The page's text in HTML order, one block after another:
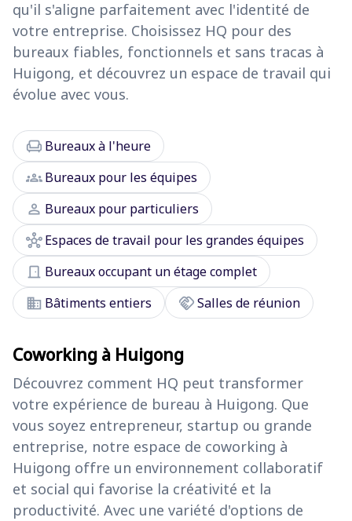
qu'il s'aligne parfaitement avec l'identité de
votre entreprise. Choisissez HQ pour des
bureaux fiables, fonctionnels et sans tracas à
Huigong, et découvrez un espace de travail qui
évolue avec vous.
chair Bureaux à l'heure
groupsBureaux pour les équipes
person Bureaux pour particuliers
hubEspaces de travail pour les grandes équipes
door_front Bureaux occupant un étage complet
domain Bâtiments entiers handshakeSalles de réunion
Coworking à Huigong
Découvrez comment HQ peut transformer
votre expérience de bureau à Huigong. Que
vous soyez entrepreneur, startup ou grande
entreprise, notre espace de coworking à
Huigong offre un environnement collaboratif
et social qui favorise la créativité et la
productivité. Avec une variété d'options de